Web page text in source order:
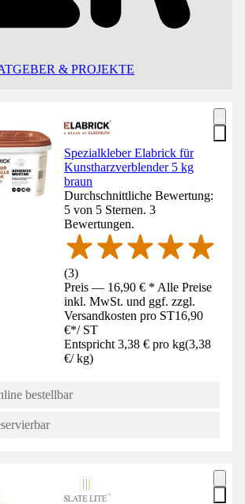
& PROJEKTE
Spezialkleber Elabrick für
Kunstharzverblender 5 kg
braun
Durchschnittliche Bewertung:
5 von 5 Sternen. 3
Bewertungen.
(3)
Preis — 16,90 € * Alle Preise
inkl. MwSt. und ggf. zzgl.
Versandkosten pro ST16,90
€*/ ST
Entspricht 3,38 € pro kg(3,38
€/ kg)
bestellbar